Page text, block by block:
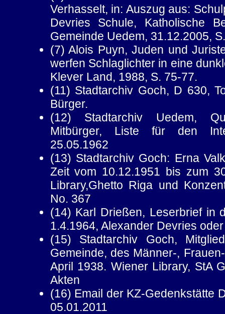
Verhasselt, in: Auszug aus:
Devries Schule, Katholische
Gemeinde Uedem, 31.12.2005,
(7) Alois Puyn, Juden und
werfen Schlaglichter in eine
Klever Land, 1988, S. 75-77.
(11) Stadtarchiv Goch, D 630,
Bürger.
(12) Stadtarchiv Uedem,
Mitbürger, Liste für den
25.05.1962
(13) Stadtarchiv Goch: Erna
Zeit vom 10.12.1951 bis zum
Library,Ghetto Riga und
No. 367
(14) Karl Drießen, Leserbrief in
1.4.1964, Alexander Devries
(15) Stadtarchiv Goch,
Gemeinde, des Männer-,
April 1938. Wiener Library, StA
Akten
(16) Email der KZ-Gedenkstätte
05.01.2011